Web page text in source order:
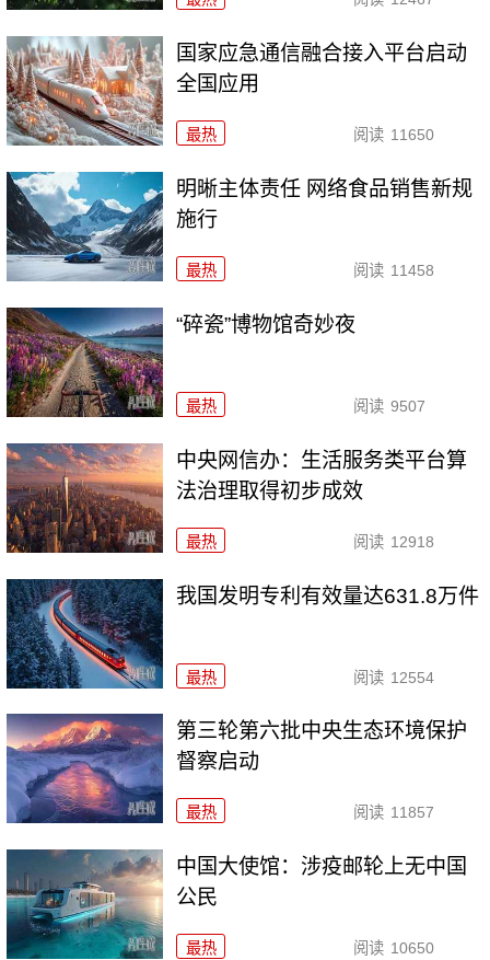
国家应急通信融合接入平台启动
全国应用
最热 阅读 11650
明晰主体责任 网络食品销售新规
施行
最热 阅读 11458
“碎瓷”博物馆奇妙夜
最热 阅读 9507
中央网信办：生活服务类平台算
法治理取得初步成效
最热 阅读 12918
我国发明专利有效量达631.8万件
最热 阅读 12554
第三轮第六批中央生态环境保护
督察启动
最热 阅读 11857
中国大使馆：涉疫邮轮上无中国
公民
最热 阅读 10650